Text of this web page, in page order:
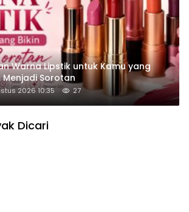
Warna Lipstik untuk Kamu yang
Menjadi Sorotan
2026 10:35 27
Dicari